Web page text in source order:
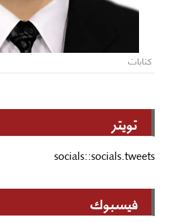
كتابات
تويتر
socials::socials.tweets
فيسبوك